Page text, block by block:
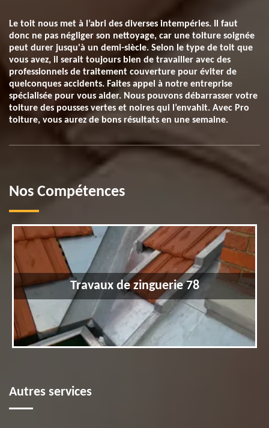
Le toit nous met à l’abri des diverses intempéries. Il faut
donc ne pas négliger son nettoyage, car une toiture soignée
peut durer jusqu'à un demi-siècle. Selon le type de toit que
vous avez, il serait toujours bien de travailler avec des
professionnels de traitement couverture pour éviter de
quelconques accidents. Faites appel à notre entreprise
spécialisée pour vous aider. Nous pouvons débarrasser votre
toiture des pousses vertes et noires qui l’envahit. Avec Pro
toiture, vous aurez de bons résultats en une semaine.
Nos Compétences
Travaux de zinguerie 78
Autres services